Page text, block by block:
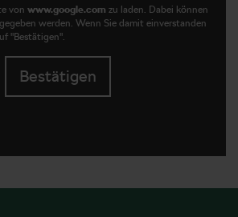
von www.google.com zu laden. Dabei können
werden. Wenn Sie damit einverstanden
"Bestätigen".
Bestätigen